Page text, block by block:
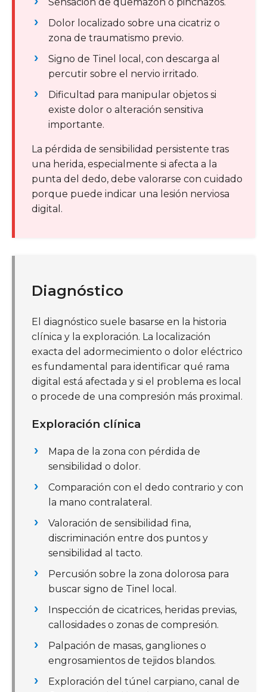
Sensación de quemazón o pinchazos.
Dolor localizado sobre una cicatriz o
zona de traumatismo previo.
Signo de Tinel local, con descarga al
percutir sobre el nervio irritado.
Dificultad para manipular objetos si
existe dolor o alteración sensitiva
importante.
La pérdida de sensibilidad persistente tras
una herida, especialmente si afecta a la
punta del dedo, debe valorarse con cuidado
porque puede indicar una lesión nerviosa
digital.
Diagnóstico
El diagnóstico suele basarse en la historia
clínica y la exploración. La localización
exacta del adormecimiento o dolor eléctrico
es fundamental para identificar qué rama
digital está afectada y si el problema es local
o procede de una compresión más proximal.
Exploración clínica
Mapa de la zona con pérdida de
sensibilidad o dolor.
Comparación con el dedo contrario y con
la mano contralateral.
Valoración de sensibilidad fina,
discriminación entre dos puntos y
sensibilidad al tacto.
Percusión sobre la zona dolorosa para
buscar signo de Tinel local.
Inspección de cicatrices, heridas previas,
callosidades o zonas de compresión.
Palpación de masas, gangliones o
engrosamientos de tejidos blandos.
Exploración del túnel carpiano, canal de